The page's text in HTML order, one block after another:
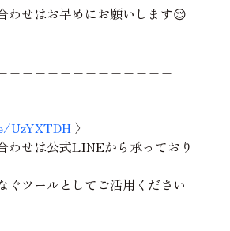
わせはお早めにお願いします😌
UzYXTDH 〉
わせは公式LINEから承っており
ぐツールとしてご活用ください